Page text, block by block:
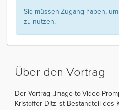
Sie müssen Zugang haben,
zu nutzen.
Über den Vortrag
Der Vortrag „Image-to-Video
Kristoffer Ditz ist Bestandteil des